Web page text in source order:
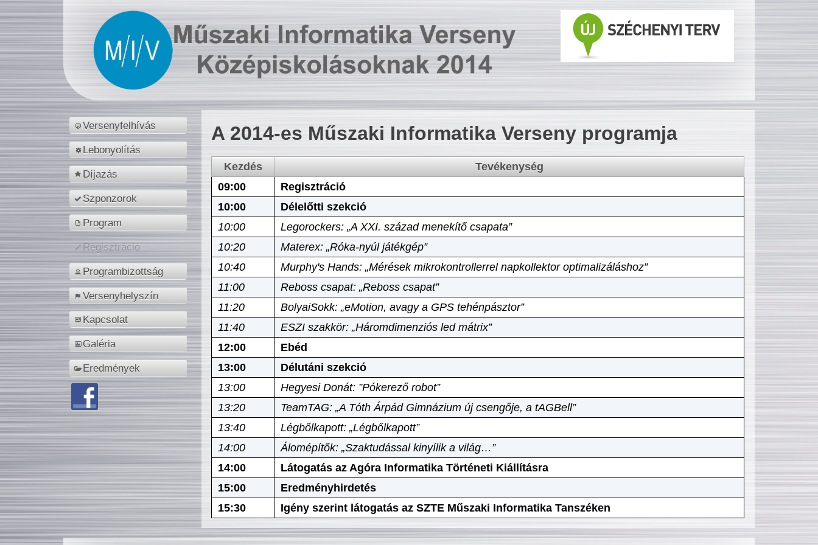
Versenyfelhívás
Lebonyolítás
Díjazás
Szponzorok
Program
Regisztráció
Programbizottság
Versenyhelyszín
Kapcsolat
Galéria
Eredmények
A 2014-es Műszaki Informatika Verseny programja
Kezdés
Tevékenység
09:00
Regisztráció
10:00
Délelőtti szekció
10:00
Legorockers: „A XXI. század menekítő csapata”
10:20
Materex: „Róka-nyúl játékgép”
10:40
Murphy's Hands: „Mérések mikrokontrollerrel napkollektor optimalizáláshoz”
11:00
Reboss csapat: „Reboss csapat”
11:20
BolyaiSokk: „eMotion, avagy a GPS tehénpásztor”
11:40
ESZI szakkör: „Háromdimenziós led mátrix”
12:00
Ebéd
13:00
Délutáni szekció
13:00
Hegyesi Donát: ”Pókerező robot”
13:20
TeamTAG: „A Tóth Árpád Gimnázium új csengője, a tAGBell”
13:40
Légbőlkapott: „Légbőlkapott”
14:00
Álomépítők: „Szaktudással kinyílik a világ…”
14:00
Látogatás az Agóra Informatika Történeti Kiállításra
15:00
Eredményhirdetés
15:30
Igény szerint látogatás az SZTE Műszaki Informatika Tanszéken